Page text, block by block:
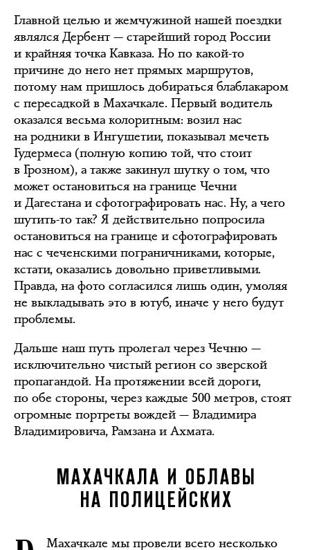
Главной целью и жемчужиной нашей поездки
являлся Дербент — старейший город России
и крайняя точка Кавказа. Но по какой-то
причине до него нет прямых маршрутов,
потому нам пришлось добираться блаблакаром
с пересадкой в Махачкале. Первый водитель
оказался весьма колоритным: возил нас
на родники в Ингушетии, показывал мечеть
Гудермеса (полную копию той, что стоит
в Грозном), а также закинул шутку о том, что
может остановиться на границе Чечни
и Дагестана и сфотографировать нас. Ну, а чего
шутить-то так? Я действительно попросила
остановиться на границе и сфотографировать
нас с чеченскими пограничниками, которые,
кстати, оказались довольно приветливыми.
Правда, на фото согласился лишь один, умоляя
не выкладывать это в ютуб, иначе у него будут
проблемы.
Дальше наш путь пролегал через Чечню —
исключительно чистый регион со зверской
пропагандой. На протяжении всей дороги,
по обе стороны, через каждые 500 метров, стоят
огромные портреты вождей — Владимира
Владимировича, Рамзана и Ахмата.
МАХАЧКАЛА И ОБЛАВЫ
НА ПОЛИЦЕЙСКИХ
Махачкале мы провели всего несколько